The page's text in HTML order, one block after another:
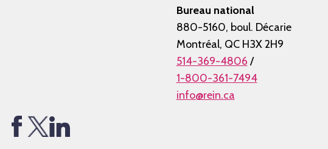
Bureau national
880-5160, boul. Décarie
Montréal, QC H3X 2H9
514-369-4806 /
1-800-361-7494
info@rein.ca